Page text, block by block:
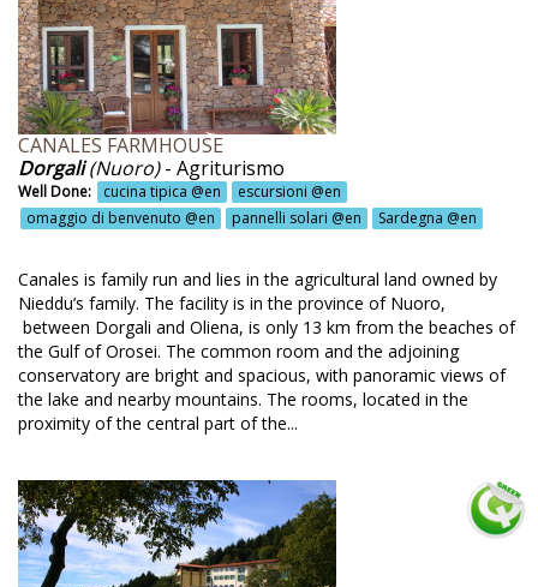
@en
secolare @en
di vino in omaggio @en
@en
pratiche @en
@en
@en
@en
@en
@en
@en
da golf @en
@en
@en
CANALES FARMHOUSE
Dorgali(Nuoro)- Agriturismo
Well Done: cucina tipica @en
escursioni @en
omaggio di benvenuto @en
pannelli solari @en Sardegna @en
Canales is family run and lies in the agricultural land owned by
Nieddu’s family. The facility is in the province of Nuoro,
between Dorgali and Oliena, is only 13 km from the beaches of
the Gulf of Orosei. The common room and the adjoining
conservatory are bright and spacious, with panoramic views of
the lake and nearby mountains. The rooms, located in the
proximity of the central part of the...